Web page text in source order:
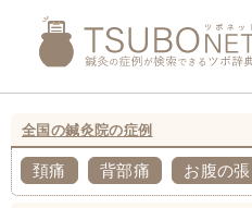
全国の鍼灸院の症例
頚痛 背部痛 お腹の張